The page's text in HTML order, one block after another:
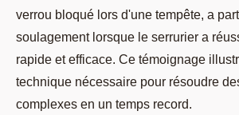
verrou bloqué lors d'une tempête, a
soulagement lorsque le serrurier a
rapide et efficace. Ce témoignage
technique nécessaire pour résoudre
complexes en un temps record.